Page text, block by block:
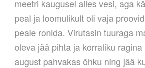
meetri kaugusel alles vesi, aga
peal ja loomulikult oli vaja
peale ronida. Virutasin tuuraga
oleva jää pihta ja korraliku ragina
august pahvakas õhku ning jää